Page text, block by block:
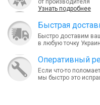
от производителя
Узнать подробнее
Быcтрая
Быстро доставим
в любую точку
Оперативный
Если что-то
мы быстро это